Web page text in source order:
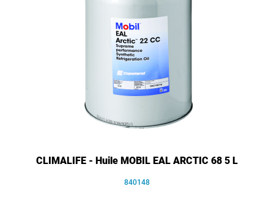
CLIMALIFE - Huile MOBIL EAL ARCTIC 68 5 L
840148